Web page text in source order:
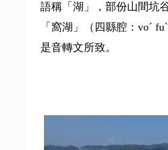
語稱「湖」，部份山間坑
「窩湖」（四縣腔：voˊ
是音轉文所致。